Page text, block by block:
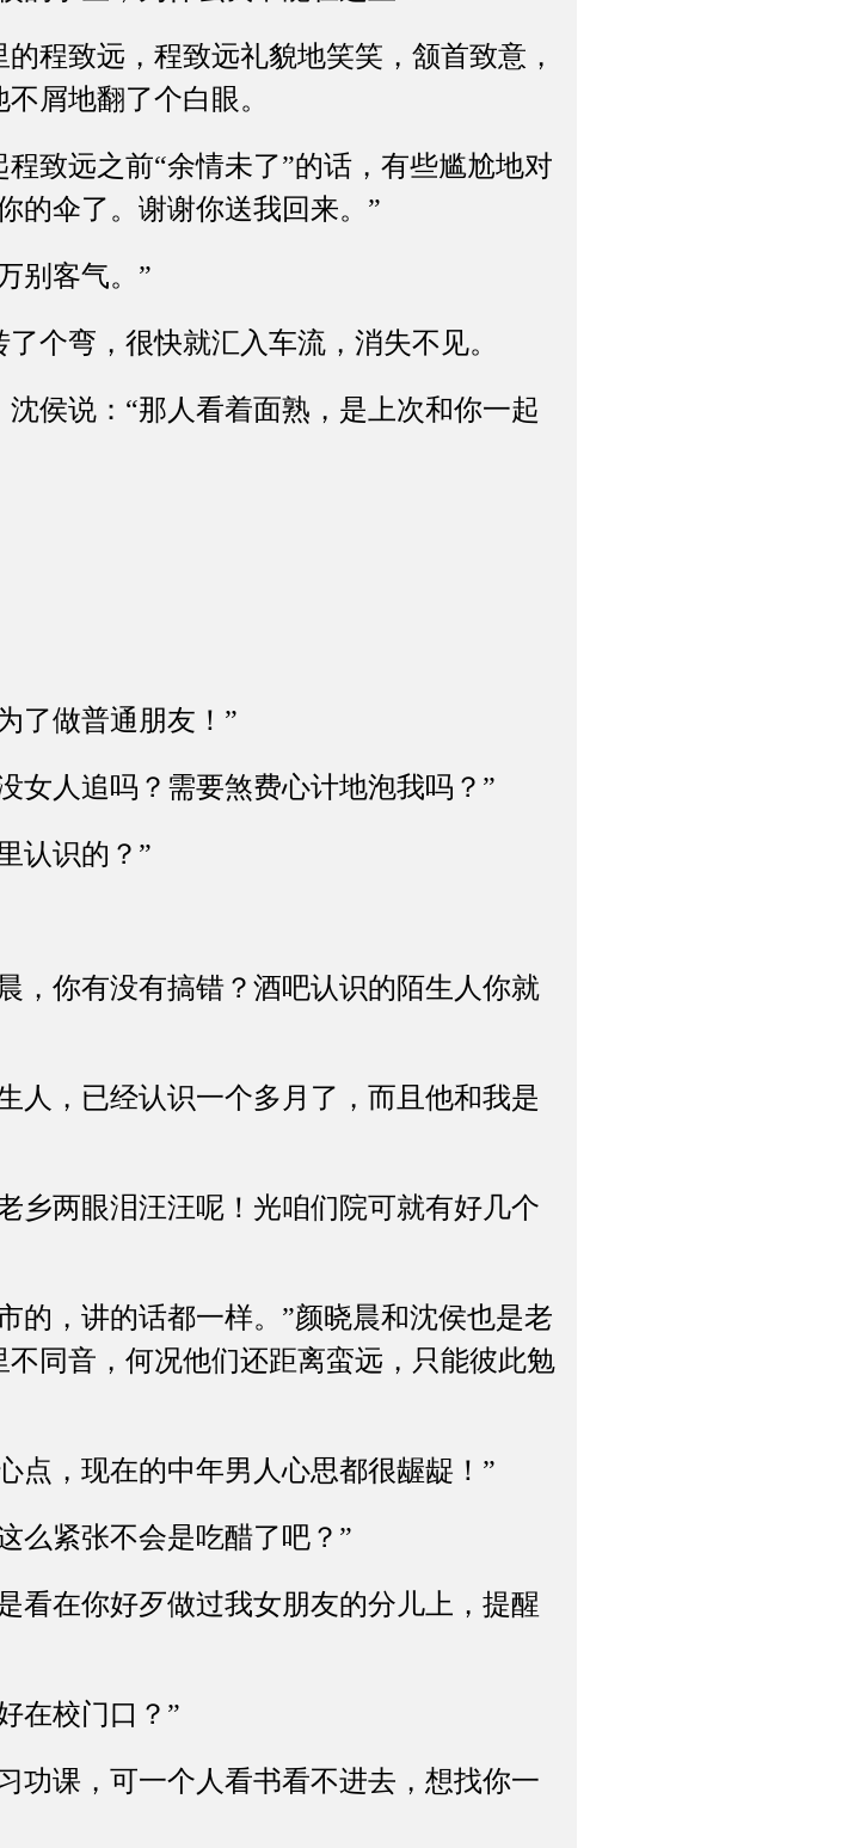
致远，程致远礼貌地笑笑，颔首致意，
屑地翻了个白眼。
远之前“余情未了”的话，有些尴尬地对
的伞了。谢谢你送我回来。”
别客气。”
弯，很快就汇入车流，消失不见。
说：“那人看着面熟，是上次和你一起
做普通朋友！”
人追吗？需要煞费心计地泡我吗？”
认识的？”
你有没有搞错？酒吧认识的陌生人你就
，已经认识一个多月了，而且他和我是
两眼泪汪汪呢！光咱们院可就有好几个
，讲的话都一样。”颜晓晨和沈侯也是老
同音，何况他们还距离蛮远，只能彼此勉
，现在的中年男人心思都很龌龊！”
紧张不会是吃醋了吧？”
在你好歹做过我女朋友的分儿上，提醒
在校门口？”
课，可一个人看书看不进去，想找你一